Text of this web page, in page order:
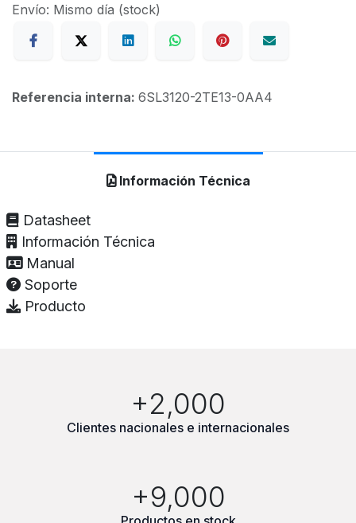
Envío: Mismo día (stock)
Referencia interna: 6SL3120-2TE13-0AA4
Información Técnica
Datasheet
Información Técnica
Manual
Soporte
Producto
+2,000
Clientes nacionales e internacionales
+9,000